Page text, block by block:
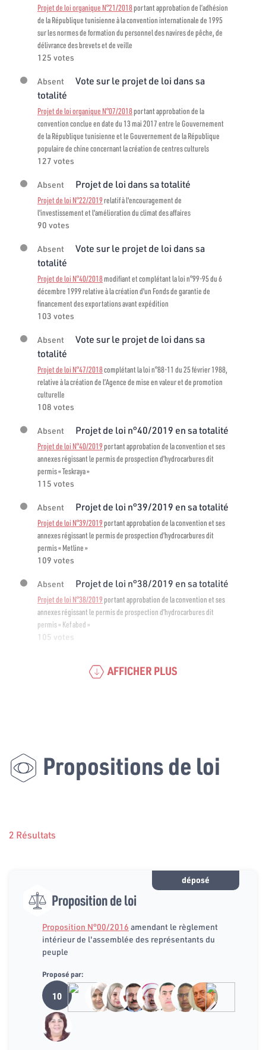
Projet de loi organique N°21/2018portant approbation de l’adhésion
de la République tunisienne à la convention internationale de 1995
sur les normes de formation du personnel des navires de pêche, de
délivrance des brevets et de veille
125 votes
Absent
Vote sur le projet de loi dans sa
totalité
Projet de loi organique N°07/2018portant approbation de la
convention conclue en date du 13 mai 2017 entre le Gouvernement
de la République tunisienne et le Gouvernement de la République
populaire de chine concernant la création de centres culturels
127 votes
Absent Projet de loi dans sa totalité
Projet de loi N°22/2019relatif à l'encouragement de
l'investissement et l'amélioration du climat des affaires
90 votes
Absent
Vote sur le projet de loi dans sa
totalité
Projet de loi N°40/2018modifiant et complétant la loi n°99-95 du 6
décembre 1999 relative à la création d'un Fonds de garantie de
financement des exportations avant expédition
103 votes
Absent
Vote sur le projet de loi dans sa
totalité
Projet de loi N°47/2018complétant la loi n°88-11 du 25 février 1988,
relative à la création de l’Agence de mise en valeur et de promotion
culturelle
108 votes
Absent Projet de loi n°40/2019 en sa totalité
Projet de loi N°40/2019portant approbation de la convention et ses
annexes régissant le permis de prospection d’hydrocarbures dit
permis « Teskraya »
115 votes
Absent Projet de loi n°39/2019 en sa totalité
Projet de loi N°39/2019portant approbation de la convention et ses
annexes régissant le permis de prospection d’hydrocarbures dit
permis « Metline »
109 votes
Absent Projet de loi n°38/2019 en sa totalité
Projet de loi N°38/2019portant approbation de la convention et ses
annexes régissant le permis de prospection d’hydrocarbures dit
permis « Kef abed »
105 votes
AFFICHER PLUS
Propositions de loi
2 Résultats
déposé
Proposition de loi
Proposition N°00/2016 amendant le règlement
intérieur de l'assemblée des représentants du
peuple
Proposé par:
10